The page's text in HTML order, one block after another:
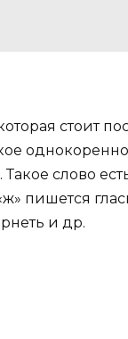
стоит
слово
пишется
и др.